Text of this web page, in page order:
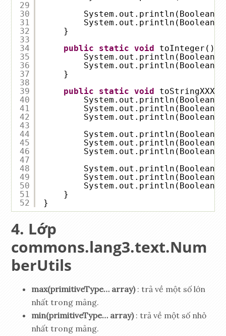
29
30
31
32
33
34
35
36
37
38
39
40
41
42
43
44
45
46
47
48
49
50
51
52
}
public
static void
toInteger() {
}
public
static void
}
}
Lớp
commons.lang3.text.Num
berUtils
max(primitiveType… array): trả về một số lớn
nhất trong mảng.
min(primitiveType… array): trả về một số nhỏ
nhất trong mảng.